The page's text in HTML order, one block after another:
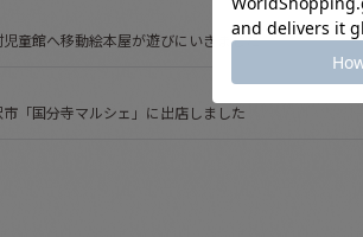
童館へ移動絵本屋が遊びにいきました
「国分寺マルシェ」に出店しました